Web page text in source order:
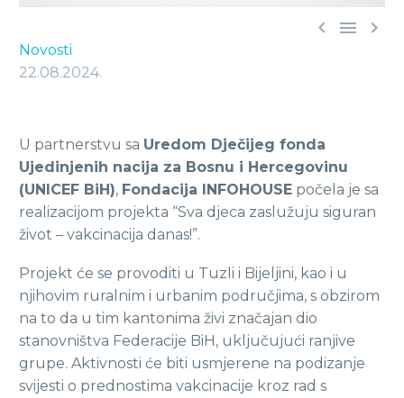
  
Novosti
22.08.2024.
U partnerstvu sa Uredom Dječijeg fonda
Ujedinjenih nacija za Bosnu i Hercegovinu
(UNICEF BiH), Fondacija INFOHOUSE počela je sa
realizacijom projekta “Sva djeca zaslužuju siguran
život – vakcinacija danas!”.
Projekt će se provoditi u Tuzli i Bijeljini, kao i u
njihovim ruralnim i urbanim područjima, s obzirom
na to da u tim kantonima živi značajan dio
stanovništva Federacije BiH, uključujući ranjive
grupe. Aktivnosti će biti usmjerene na podizanje
svijesti o prednostima vakcinacije kroz rad s